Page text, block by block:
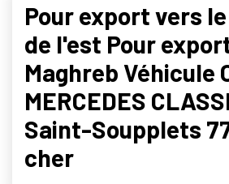
Pour export vers
de l'est Pour
Maghreb Véhicule
MERCEDES
Saint-Soupplets
cher